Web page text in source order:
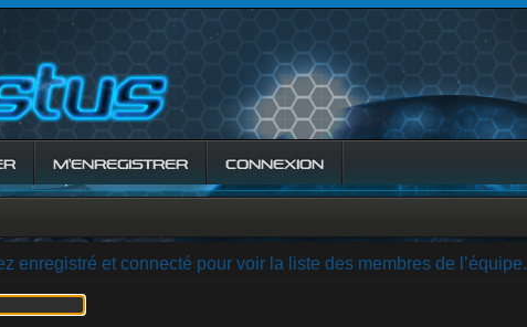
M’ENREGISTRER CONNEXION
enregistré et connecté pour voir la liste des membres de l’équipe.